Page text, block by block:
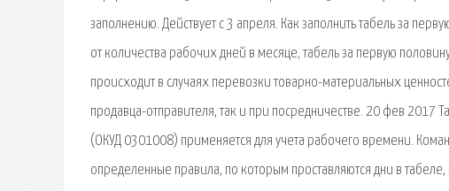
заполнению. Действует с 3 апреля. Как заполнить табель за
от количества рабочих дней в месяце, табель за первую
происходит в случаях перевозки товарно-материальных
продавца-отправителя, так и при посредничестве. 20 фев
(ОКУД 0301008) применяется для учета рабочего времени.
определенные правила, по которым проставляются дни в